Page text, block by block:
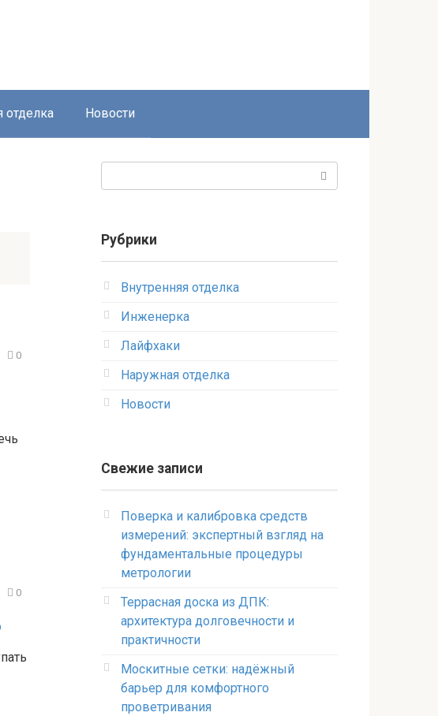
отделка Новости
0
0
Рубрики
Внутренняя отделка
Инженерка
Лайфхаки
Наружная отделка
Новости
Свежие записи
Поверка и калибровка средств
измерений: экспертный взгляд на
фундаментальные процедуры
метрологии
Террасная доска из ДПК:
архитектура долговечности и
практичности
Москитные сетки: надёжный
барьер для комфортного
проветривания